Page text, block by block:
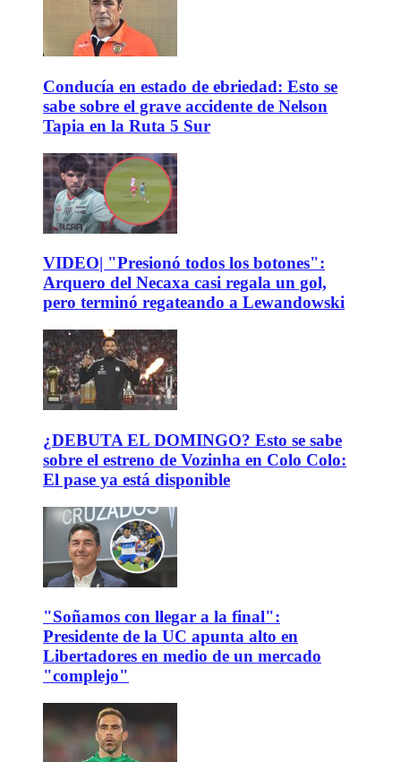
Conducía en estado de ebriedad: Esto se
sabe sobre el grave accidente de Nelson
Tapia en la Ruta 5 Sur
VIDEO| "Presionó todos los botones":
Arquero del Necaxa casi regala un gol,
pero terminó regateando a Lewandowski
¿DEBUTA EL DOMINGO? Esto se sabe
sobre el estreno de Vozinha en Colo Colo:
El pase ya está disponible
"Soñamos con llegar a la final":
Presidente de la UC apunta alto en
Libertadores en medio de un mercado
"complejo"